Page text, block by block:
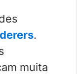
.
muita